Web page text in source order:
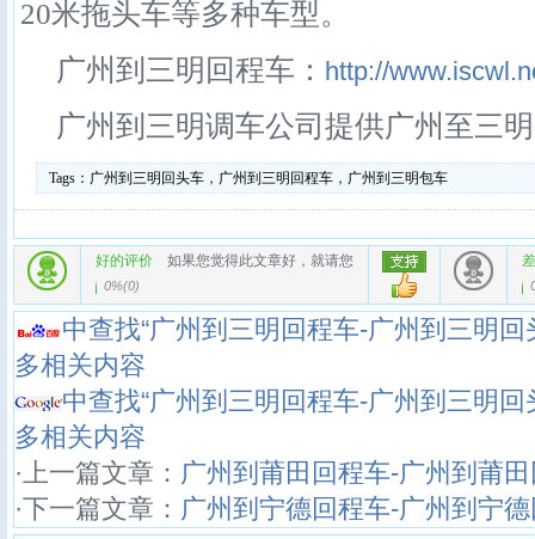
20米拖头车等多种车型。
广州到三明回程车： http://
广州到三明调车公司提供广州至三
Tags： 广州到三明回头车，广州到三明回程车，广州到三明包车
好的评价 如果您觉得此文章好，就请您
0%(0)
中查找“广州到三明回程车-广州到三明
多相关内容
中查找“广州到三明回程车-广州到三明
多相关内容
·上一篇文章： 广州到莆田回程车-广州到莆
·下一篇文章： 广州到宁德回程车-广州到宁